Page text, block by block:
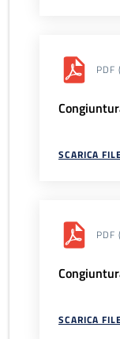
PDF
SCARICA
PDF
SCARICA